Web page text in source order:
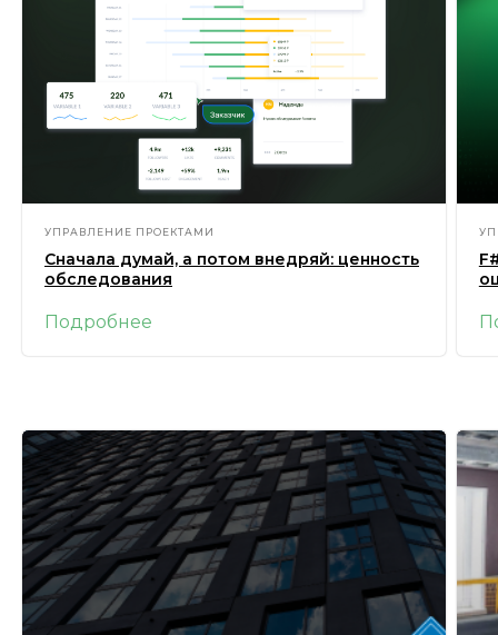
УПРАВЛЕНИЕ ПРОЕКТАМИ
Сначала думай, а потом внедряй: ценность
обследования
Подробнее